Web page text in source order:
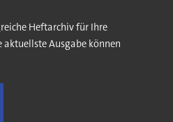
Heftarchiv für Ihre
aktuellste Ausgabe können